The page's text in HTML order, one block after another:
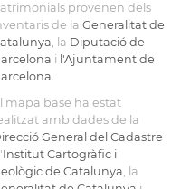
provenen dels
de la Generalitat de
, la Diputació de
i l'Ajuntament de
mapa base ha estat
amb dades de la
General del Cadastre
Institut Cartogràfic i
de Catalunya , la